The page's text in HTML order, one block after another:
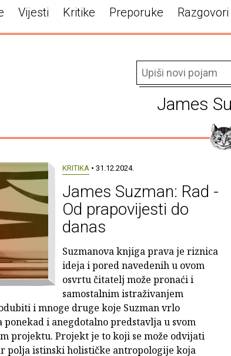
Vijesti Kritike Preporuke Razgovori
James
KRITIKA • 31.12.2024.
James Suzman: Rad -
Od prapovijesti do
danas
Suzmanova knjiga prava je riznica
ideja i pored navedenih u ovom
osvrtu čitatelj može pronaći i
samostalnim istraživanjem
i mnoge druge koje Suzman vrlo
ponekad i anegdotalno predstavlja u svom
projektu. Projekt je to koji se može odvijati
polja istinski holističke antropologije koja